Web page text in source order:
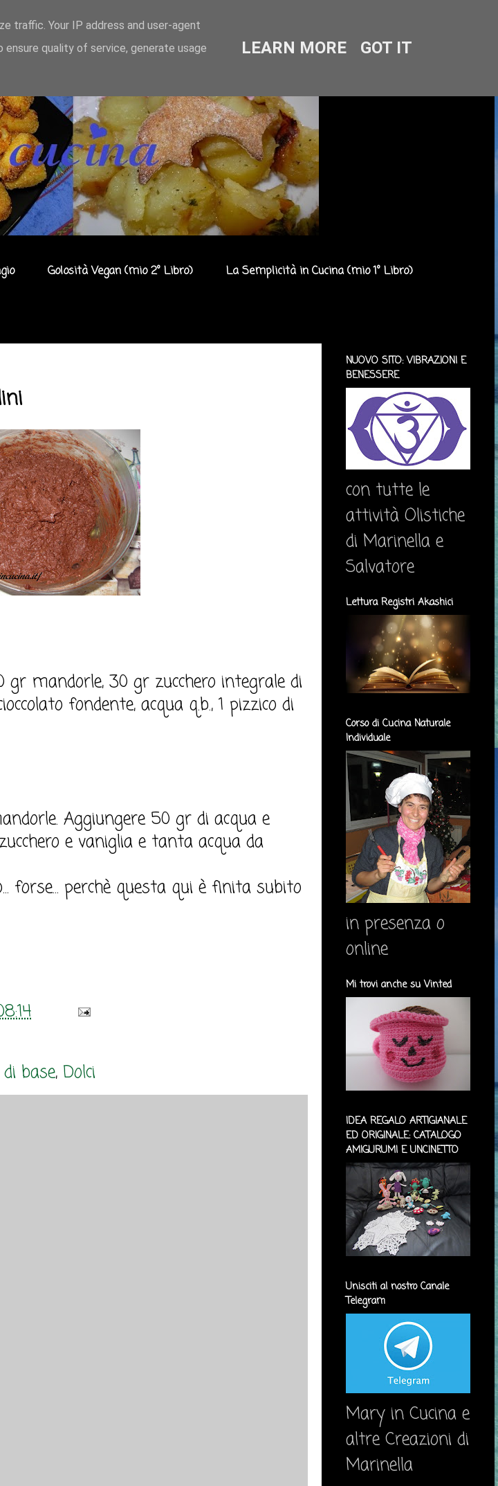
Golosità Vegan (mio 2° Libro) La Semplicità in Cucina (mio 1° Libro)
gr mandorle, 30 gr zucchero integrale di
fondente, acqua q.b., 1 pizzico di
Aggiungere 50 gr di acqua e
e vaniglia e tanta acqua da
forse... perchè questa qui è finita subito
base, Dolci
NUOVO SITO: VIBRAZIONI E
BENESSERE
con tutte le
attività Olistiche
di Marinella e
Salvatore
Lettura Registri Akashici
Corso di Cucina Naturale
Individuale
in presenza o
online
Mi trovi anche su Vinted
IDEA REGALO ARTIGIANALE
ED ORIGINALE: CATALOGO
AMIGURUMI E UNCINETTO
Unisciti al nostro Canale
Telegram
Mary in Cucina e
altre Creazioni di
Marinella
traffic. Your IP address and user-agent
quality of service, generate usage
LEARN MORE GOT IT